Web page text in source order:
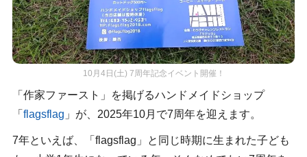
10月4日(土) 7周年記念イベント開催！
「作家ファースト」を掲げるハンドメイドショップ
「 flagsflag 」が、2025年10月で7周年を迎えます。
7年といえば、「flagsflag」と同じ時期に生まれた子ども